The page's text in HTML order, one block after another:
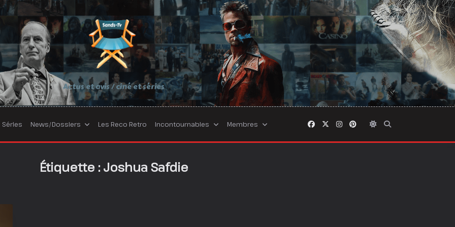
Actus et avis / ciné et séries
Séries News/Dossiers Les Reco Retro Incontournables Membres
Étiquette : Joshua Safdie